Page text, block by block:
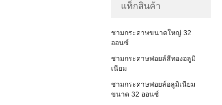
แท็กสินค้า
ชามกระดาษขนาดใหญ่ 32
ออนซ์
ชามกระดาษฟอยล์สีทองอลูมิ
เนียม
ชามกระดาษฟอยล์อลูมิเนียม
ขนาด 32 ออนซ์